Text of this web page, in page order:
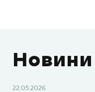
Новини
22.05.2026